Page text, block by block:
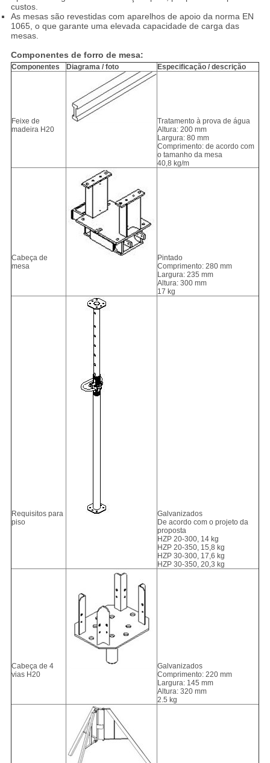
custos.
As mesas são revestidas com aparelhos de apoio da norma EN
1065, o que garante uma elevada capacidade de carga das
mesas.
Componentes de forro de mesa:
Componentes Diagrama / foto Especificação / descrição
Feixe de
madeira H20
Tratamento à prova de água
Altura: 200 mm
Largura: 80 mm
Comprimento: de acordo com
o tamanho da mesa
40,8 kg/m
Cabeça de
mesa
Pintado
Comprimento: 280 mm
Largura: 235 mm
Altura: 300 mm
17 kg
Requisitos para
piso
Galvanizados
De acordo com o projeto da
proposta
HZP 20-300, 14 kg
HZP 20-350, 15,8 kg
HZP 30-300, 17,6 kg
HZP 30-350, 20,3 kg
Cabeça de 4
vias H20
Galvanizados
Comprimento: 220 mm
Largura: 145 mm
Altura: 320 mm
2.5 kg